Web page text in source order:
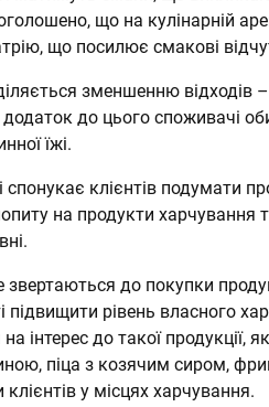
що на кулінарній
що посилює смакові
зменшенню відходів
до цього споживачі
їжі.
спонукає клієнтів подумати
на продукти харчування
звертаються до покупки
підвищити рівень власного
інтерес до такої продукції,
піца з козячим сиром,
у місцях харчування.